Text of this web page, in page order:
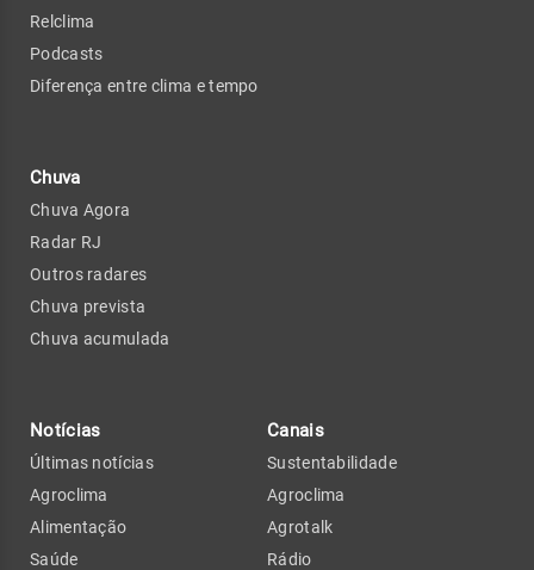
Relclima
Podcasts
Diferença entre clima e tempo
Chuva
Chuva Agora
Radar RJ
Outros radares
Chuva prevista
Chuva acumulada
Notícias
Últimas notícias
Agroclima
Alimentação
Saúde
Canais
Sustentabilidade
Agroclima
Agrotalk
Rádio